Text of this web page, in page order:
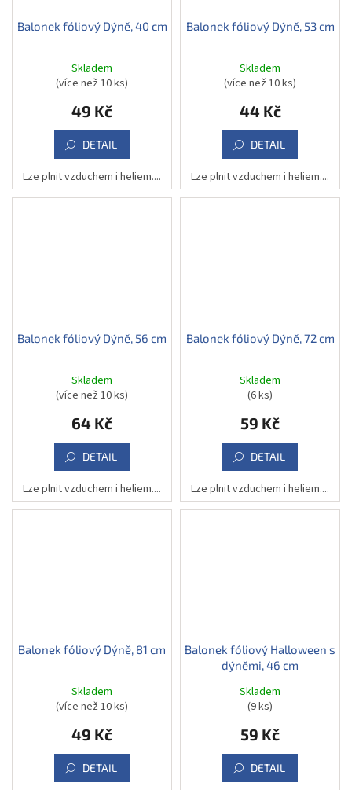
Balonek fóliový Dýně, 40 cm
Skladem
(více než 10 ks)
49 Kč
DETAIL
Lze plnit vzduchem i heliem....
Balonek fóliový Dýně, 53 cm
Skladem
(více než 10 ks)
44 Kč
DETAIL
Lze plnit vzduchem i heliem....
Balonek fóliový Dýně, 56 cm
Skladem
(více než 10 ks)
64 Kč
DETAIL
Lze plnit vzduchem i heliem....
Balonek fóliový Dýně, 72 cm
Skladem
(6 ks)
59 Kč
DETAIL
Lze plnit vzduchem i heliem....
Balonek fóliový Dýně, 81 cm
Skladem
(více než 10 ks)
49 Kč
DETAIL
Balonek fóliový Halloween s
dýněmi, 46 cm
Skladem
(9 ks)
59 Kč
DETAIL